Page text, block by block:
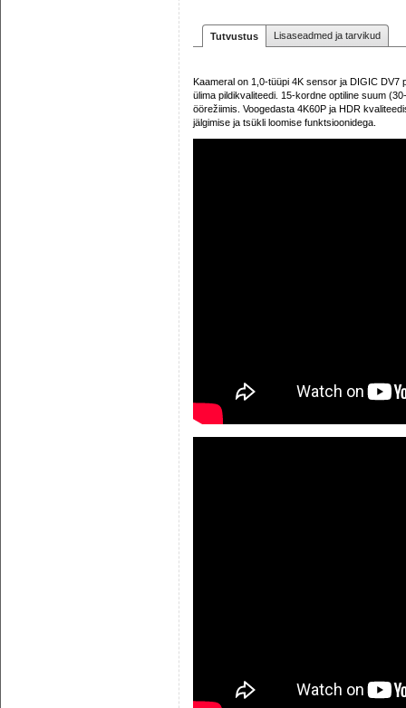
Tutvustus Lisaseadmed ja tarvikud
Kaameral on 1,0-tüüpi 4K sensor ja DIGIC
ülima pildikvaliteedi. 15-kordne optiline suum
öörežiimis. Voogedasta 4K60P ja HDR
jälgimise ja tsükli loomise funktsioonidega.